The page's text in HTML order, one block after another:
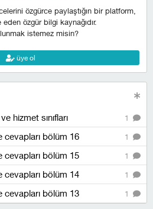
özgürce paylaştığın bir platform,
özgür bilgi kaynağıdır.
istemez misin?
üye ol
1
hizmet sınıfları
1
cevapları bölüm 16
1
cevapları bölüm 15
1
cevapları bölüm 14
1
cevapları bölüm 13